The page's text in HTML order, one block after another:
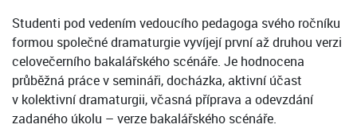
Studenti pod vedením vedoucího pedagoga svého ročníku
formou společné dramaturgie vyvíjejí první až druhou verzi
celovečerního bakalářského scénáře. Je hodnocena
průběžná práce v semináři, docházka, aktivní účast
v kolektivní dramaturgii, včasná příprava a odevzdání
zadaného úkolu – verze bakalářského scénáře.